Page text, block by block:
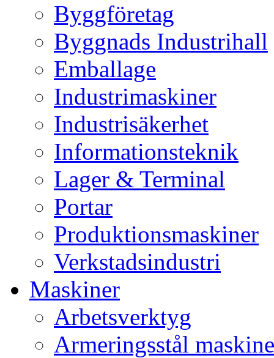
Byggföretag
Byggnads Industrihall
Emballage
Industrimaskiner
Industrisäkerhet
Informationsteknik
Lager & Terminal
Portar
Produktionsmaskiner
Verkstadsindustri
Maskiner
Arbetsverktyg
Armeringsstål